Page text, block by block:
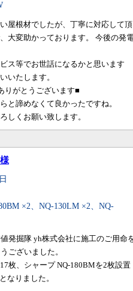
屋根材でしたが、丁寧に対応して頂
大変助かっております。 今後の発
ス等でお世話になるかと思います
いたします。
りがとうございます■
と諦めなくて良かったですね。
しくお願い致します。
×2、NQ-130LM ×2、NQ-
発掘隊 yh株式会社に施工のご用命
ございました。
枚、シャープ NQ-180BMを2枚設置
なりました。